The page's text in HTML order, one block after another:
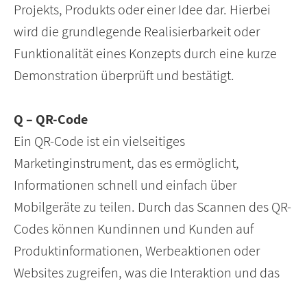
Projekts, Produkts oder einer Idee dar. Hierbei
wird die grundlegende Realisierbarkeit oder
Funktionalität eines Konzepts durch eine kurze
Demonstration überprüft und bestätigt.
Q – QR-Code
Ein QR-Code ist ein vielseitiges
Marketinginstrument, das es ermöglicht,
Informationen schnell und einfach über
Mobilgeräte zu teilen. Durch das Scannen des QR-
Codes können Kundinnen und Kunden auf
Produktinformationen, Werbeaktionen oder
Websites zugreifen, was die Interaktion und das